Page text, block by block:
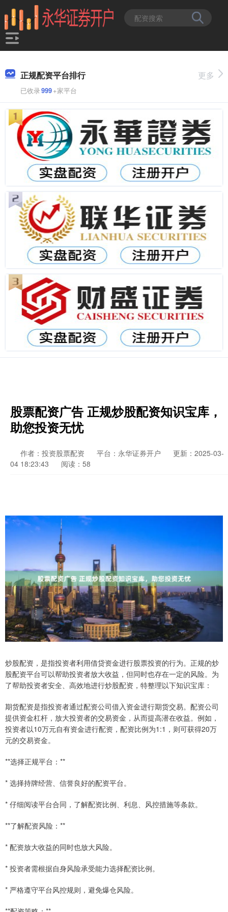
正规配资平台排行
已收录999+家平台
更多
股票配资广告 正规炒股配资知识宝库，
助您投资无忧
作者：投资股票配资 平台：永华证券开户
更新：2025-03-
04 18:23:43
阅读：58
炒股配资，是指投资者利用借贷资金进行股票投资的行为。正规的炒
股配资平台可以帮助投资者放大收益，但同时也存在一定的风险。为
了帮助投资者安全、高效地进行炒股配资，特整理以下知识宝库：
期货配资是指投资者通过配资公司借入资金进行期货交易。配资公司
提供资金杠杆，放大投资者的交易资金，从而提高潜在收益。例如，
投资者以10万元自有资金进行配资，配资比例为1:1，则可获得20万
元的交易资金。
**选择正规平台：**
* 选择持牌经营、信誉良好的配资平台。
* 仔细阅读平台合同，了解配资比例、利息、风控措施等条款。
**了解配资风险：**
* 配资放大收益的同时也放大风险。
* 投资者需根据自身风险承受能力选择配资比例。
* 严格遵守平台风控规则，避免爆仓风险。